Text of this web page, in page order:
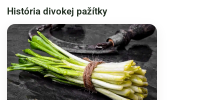
História divokej pažítky